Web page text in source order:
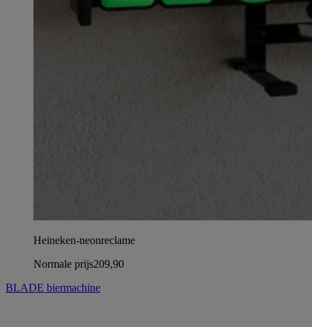
Heineken-neonreclame
Normale prijs209,90
BLADE biermachine